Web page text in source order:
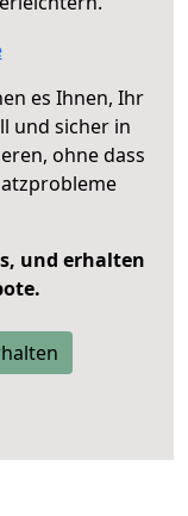
es Ihnen, Ihr
und sicher in
ohne dass
und erhalten